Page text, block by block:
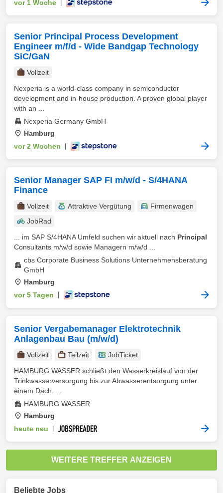
vor 1 Woche
Senior Principal Process Development
Engineer m/f/d - Wide Bandgap Technology
SiC/GaN
Vollzeit
Nexperia is a world-class company in semiconductor
development and in-house production. A proven global player
with an ...
Nexperia Germany GmbH
Hamburg
vor 2 Wochen
Senior Manager SAP FI m/w/d - S/4HANA
Finance
Vollzeit Attraktive Vergütung
Firmenwagen
JobRad
... im SAP S/4HANA Umfeld suchen wir aktuell nach Principal
Consultants m/w/d sowie Managern m/w/d ...
cbs Corporate Business Solutions Unternehmensberatung
GmbH
Hamburg
vor 5 Tagen
Senior Vergabemanager Elektrotechnik
Anlagenbau Bau (m/w/d)
Vollzeit Teilzeit
JobTicket
HAMBURG WASSER schließt den Wasserkreislauf von der
Trinkwasserversorgung bis zur Abwasserentsorgung unter
einem Dach. ...
HAMBURG WASSER
Hamburg
heute neu
WEITERE TREFFER ANZEIGEN
Beliebte Jobs